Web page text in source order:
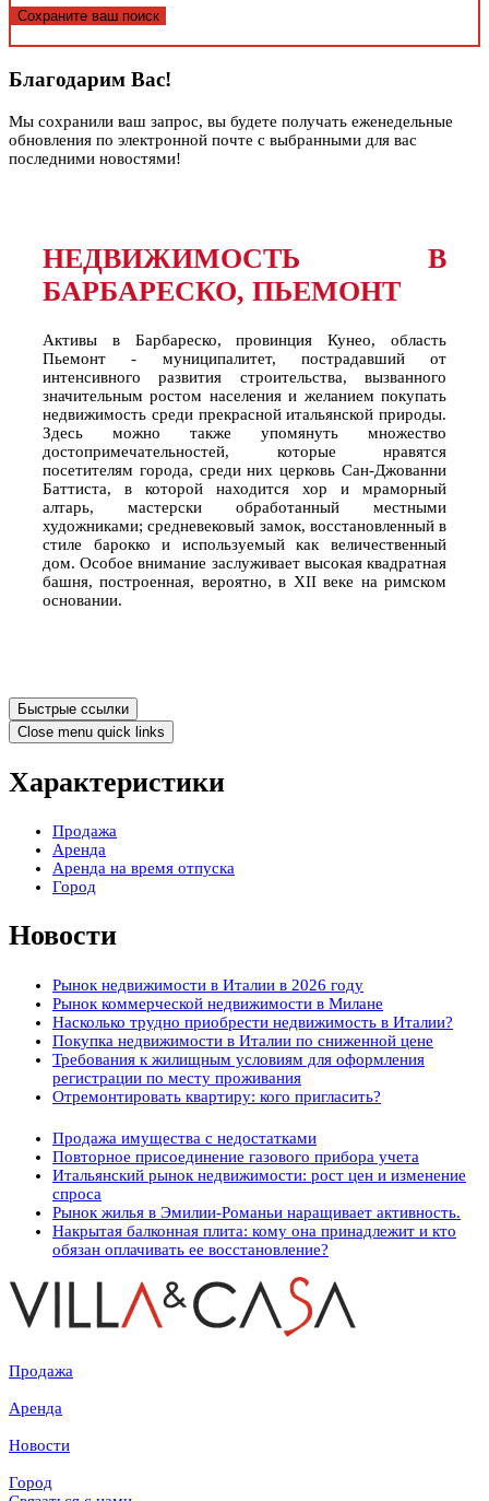
Сохраните ваш поиск
Благодарим Вас!
Мы сохранили ваш запрос, вы будете получать еженедельные
обновления по электронной почте с выбранными для вас
последними новостями!
НЕДВИЖИМОСТЬ В
БАРБАРЕСКО, ПЬЕМОНТ
Активы в Барбареско, провинция Кунео, область
Пьемонт - муниципалитет, пострадавший от
интенсивного развития строительства, вызванного
значительным ростом населения и желанием покупать
недвижимость среди прекрасной итальянской природы.
Здесь можно также упомянуть множество
достопримечательностей, которые нравятся
посетителям города, среди них церковь Сан-Джованни
Баттиста, в которой находится хор и мраморный
алтарь, мастерски обработанный местными
художниками; средневековый замок, восстановленный в
стиле барокко и используемый как величественный
дом. Особое внимание заслуживает высокая квадратная
башня, построенная, вероятно, в XII веке на римском
основании.
Быстрые ссылки
Close menu quick links
Характеристики
Продажа
Аренда
Аренда на время отпуска
Город
Новости
Рынок недвижимости в Италии в 2026 году
Рынок коммерческой недвижимости в Милане
Насколько трудно приобрести недвижимость в Италии?
Покупка недвижимости в Италии по сниженной цене
Требования к жилищным условиям для оформления
регистрации по месту проживания
Отремонтировать квартиру: кого пригласить?
Продажа имущества с недостатками
Повторное присоединение газового прибора учета
Итальянский рынок недвижимости: рост цен и изменение
спроса
Рынок жилья в Эмилии-Романьи наращивает активность.
Накрытая балконная плита: кому она принадлежит и кто
обязан оплачивать ее восстановление?
Продажа
Аренда
Новости
Город